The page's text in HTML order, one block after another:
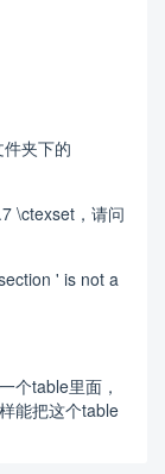
夹下的
\ctexset，请问
' is not a
个table里面，
能把这个table